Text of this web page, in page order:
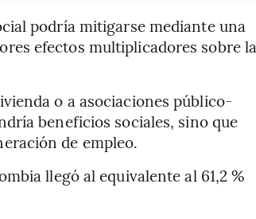
podría mitigarse mediante una
efectos multiplicadores sobre la
o a asociaciones público-
beneficios sociales, sino que
de empleo.
llegó al equivalente al 61,2 %